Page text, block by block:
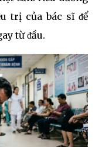
trị của bác sĩ ᵭể
từ ᵭầu.